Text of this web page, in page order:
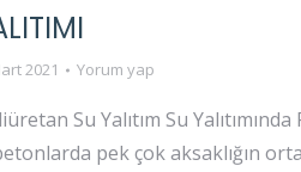
2021 Yorum yap
Su Yalıtım Su
pek çok aksaklığın